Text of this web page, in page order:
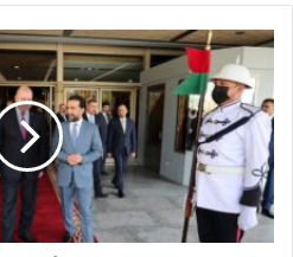
"
ا
ل
ا
س
ت
ق